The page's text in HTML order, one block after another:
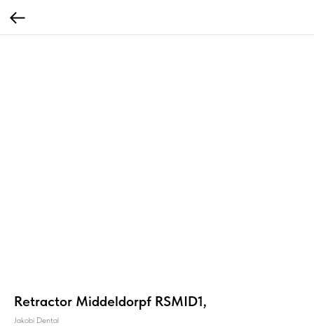
Retractor Middeldorpf RSMID1,
Jakobi Dental